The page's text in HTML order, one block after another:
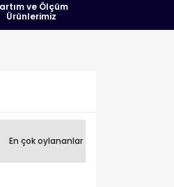
ve Ölçüm
Ürünlerimiz
En çok oylananlar